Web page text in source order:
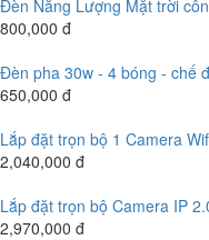
Đèn Năng Lượng Mặt trời
800,000 đ
Đèn pha 30w - 4 bóng - chế
650,000 đ
Lắp đặt trọn bộ 1 Camera
2,040,000 đ
Lắp đặt trọn bộ Camera IP
2,970,000 đ